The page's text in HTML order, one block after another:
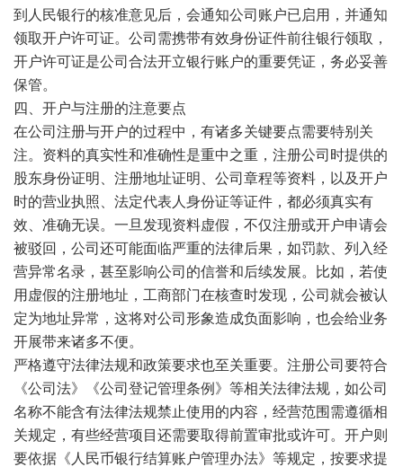
到人民银行的核准意见后，会通知公司账户已启用，并通知
领取开户许可证。公司需携带有效身份证件前往银行领取，
开户许可证是公司合法开立银行账户的重要凭证，务必妥善
保管。
四、开户与注册的注意要点
在公司注册与开户的过程中，有诸多关键要点需要特别关
注。资料的真实性和准确性是重中之重，注册公司时提供的
股东身份证明、注册地址证明、公司章程等资料，以及开户
时的营业执照、法定代表人身份证等证件，都必须真实有
效、准确无误。一旦发现资料虚假，不仅注册或开户申请会
被驳回，公司还可能面临严重的法律后果，如罚款、列入经
营异常名录，甚至影响公司的信誉和后续发展。比如，若使
用虚假的注册地址，工商部门在核查时发现，公司就会被认
定为地址异常，这将对公司形象造成负面影响，也会给业务
开展带来诸多不便。
严格遵守法律法规和政策要求也至关重要。注册公司要符合
《公司法》《公司登记管理条例》等相关法律法规，如公司
名称不能含有法律法规禁止使用的内容，经营范围需遵循相
关规定，有些经营项目还需要取得前置审批或许可。开户则
要依据《人民币银行结算账户管理办法》等规定，按要求提